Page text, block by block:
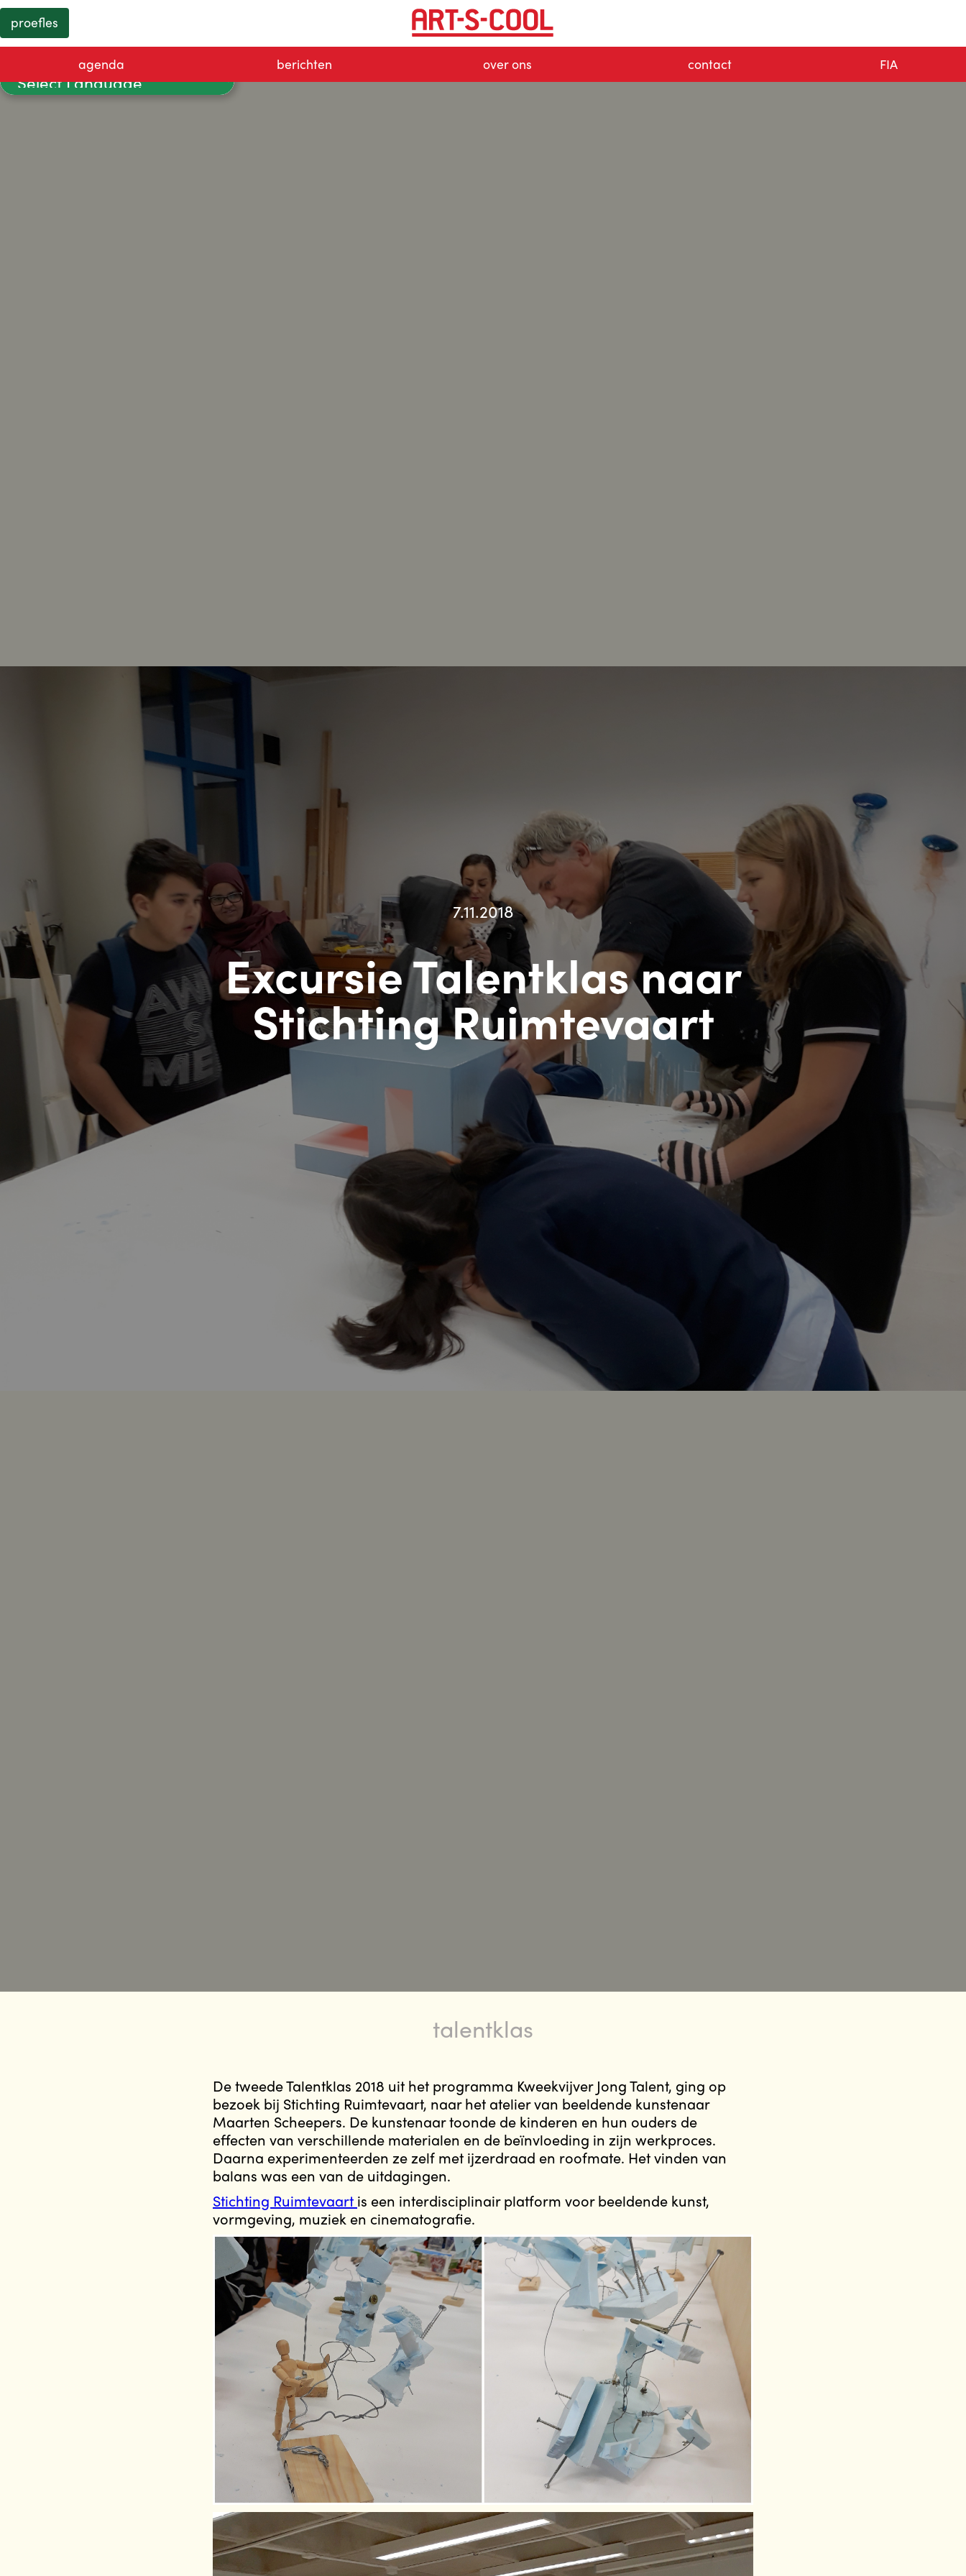
Powered by
proefles
agenda berichten over ons contact FIA
7.11.2018
Excursie Talentklas naar
Stichting Ruimtevaart
talentklas
De tweede Talentklas 2018 uit het programma Kweekvijver Jong Talent, ging op
bezoek bij Stichting Ruimtevaart, naar het atelier van beeldende kunstenaar
Maarten Scheepers. De kunstenaar toonde de kinderen en hun ouders de
effecten van verschillende materialen en de beïnvloeding in zijn werkproces.
Daarna experimenteerden ze zelf met ijzerdraad en roofmate. Het vinden van
balans was een van de uitdagingen.
Stichting Ruimtevaart is een interdisciplinair platform voor beeldende kunst,
vormgeving, muziek en cinematografie.